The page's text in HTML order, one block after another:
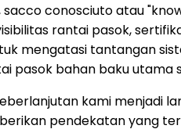
conosciuto atau
rantai pasok,
mengatasi tantangan
bahan baku utama
kami menjadi
pendekatan yang